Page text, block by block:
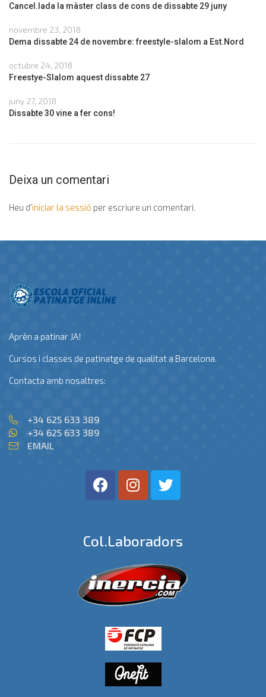
Cancel.lada la màster class de cons de dissabte 29 juny
novembre 23, 2018
Dema dissabte 24 de novembre: freestyle-slalom a Est.Nord
octubre 24, 2018
Freestye-Slalom aquest dissabte 27
juny 27, 2018
Dissabte 30 vine a fer cons!
Deixa un comentari
Heu d'iniciar la sessió per escriure un comentari.
Aprèn a patinar JA!
Cursos i classes de patinatge de qualitat a Barcelona.
Contacta amb nosaltres:
+34 625 633 389
+34 625 633 389
EMAIL
Col.laboradors